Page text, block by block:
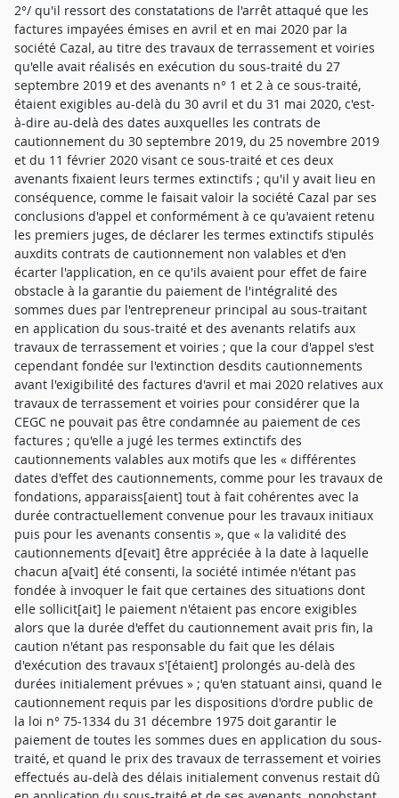
2°/ qu'il ressort des constatations de l'arrêt attaqué que les
factures impayées émises en avril et en mai 2020 par la
société Cazal, au titre des travaux de terrassement et voiries
qu'elle avait réalisés en exécution du sous-traité du 27
septembre 2019 et des avenants n° 1 et 2 à ce sous-traité,
étaient exigibles au-delà du 30 avril et du 31 mai 2020, c'est-
à-dire au-delà des dates auxquelles les contrats de
cautionnement du 30 septembre 2019, du 25 novembre 2019
et du 11 février 2020 visant ce sous-traité et ces deux
avenants fixaient leurs termes extinctifs ; qu'il y avait lieu en
conséquence, comme le faisait valoir la société Cazal par ses
conclusions d'appel et conformément à ce qu'avaient retenu
les premiers juges, de déclarer les termes extinctifs stipulés
auxdits contrats de cautionnement non valables et d'en
écarter l'application, en ce qu'ils avaient pour effet de faire
obstacle à la garantie du paiement de l'intégralité des
sommes dues par l'entrepreneur principal au sous-traitant
en application du sous-traité et des avenants relatifs aux
travaux de terrassement et voiries ; que la cour d'appel s'est
cependant fondée sur l'extinction desdits cautionnements
avant l'exigibilité des factures d'avril et mai 2020 relatives aux
travaux de terrassement et voiries pour considérer que la
CEGC ne pouvait pas être condamnée au paiement de ces
factures ; qu'elle a jugé les termes extinctifs des
cautionnements valables aux motifs que les « différentes
dates d'effet des cautionnements, comme pour les travaux de
fondations, apparaiss[aient] tout à fait cohérentes avec la
durée contractuellement convenue pour les travaux initiaux
puis pour les avenants consentis », que « la validité des
cautionnements d[evait] être appréciée à la date à laquelle
chacun a[vait] été consenti, la société intimée n'étant pas
fondée à invoquer le fait que certaines des situations dont
elle sollicit[ait] le paiement n'étaient pas encore exigibles
alors que la durée d'effet du cautionnement avait pris fin, la
caution n'étant pas responsable du fait que les délais
d'exécution des travaux s'[étaient] prolongés au-delà des
durées initialement prévues » ; qu'en statuant ainsi, quand le
cautionnement requis par les dispositions d'ordre public de
la loi n° 75-1334 du 31 décembre 1975 doit garantir le
paiement de toutes les sommes dues en application du sous-
traité, et quand le prix des travaux de terrassement et voiries
effectués au-delà des délais initialement convenus restait dû